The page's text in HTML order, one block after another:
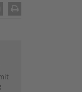
Print